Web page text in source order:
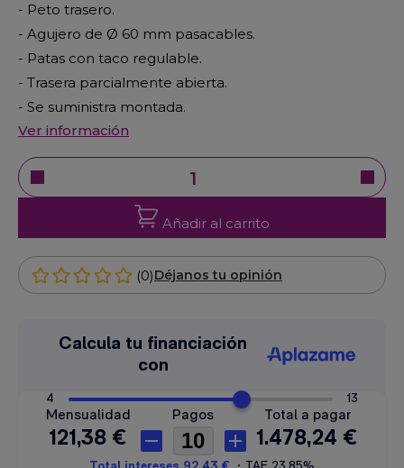
- Peto trasero.
- Agujero de Ø 60 mm pasacables.
- Patas con taco regulable.
- Trasera parcialmente abierta.
- Se suministra montada.
Ver información
Añadir al carrito
(0)Déjanos tu opinión